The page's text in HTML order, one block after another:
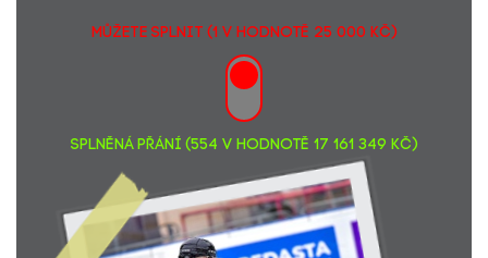
MŮŽETE SPLNIT (1 v hodnotě 25 000 Kč)
SPLNĚNÁ PŘÁNÍ (554 v hodnotě 17 161 349 Kč)